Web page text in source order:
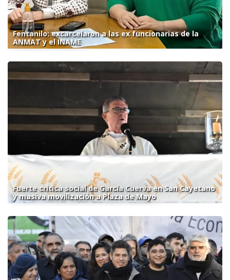
Fentanilo: excarcelaron a las ex funcionarias de la
ANMAT y el INAME
Fuerte crítica social de García Cuerva en San Cayetano
y masiva movilización a Plaza de Mayo